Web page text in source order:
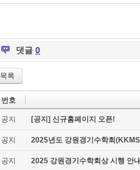
댓글 0
목록
번호
공지 [공지] 신규홈페이지 오픈!
공지 2025년도 강원경기수학회
공지 2025 강원경기수학회상 시행 안